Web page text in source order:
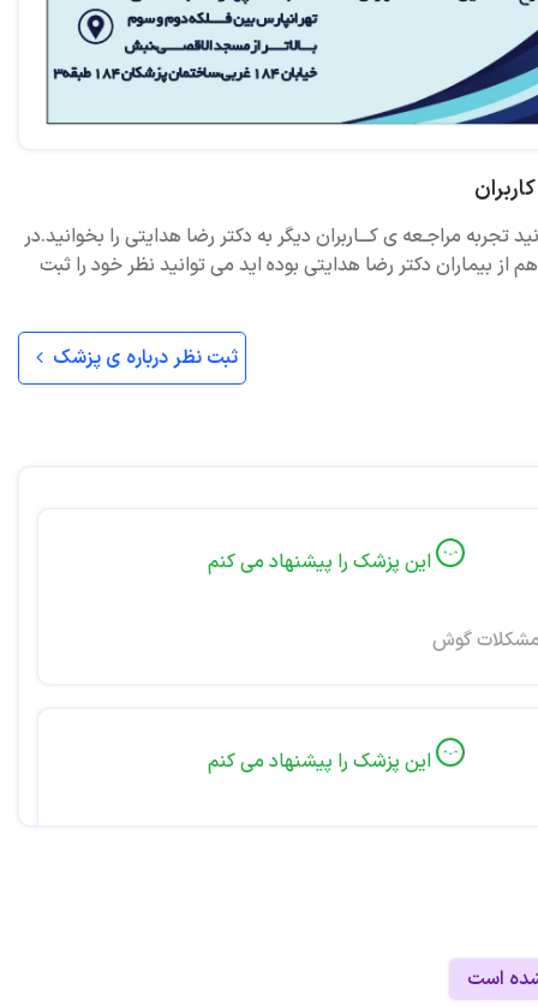
تجربه مراجـعه ی کـــاربران دیگر به دکتر رضا هدایتی را بخوانید.در
از بیماران دکتر رضا هدایتی بوده اید می توانید نظر خود را ثبت
ثبت نظر درباره ی پزشک
این پزشک را پیشنهاد می کنم
گوش
این پزشک را پیشنهاد می کنم
است